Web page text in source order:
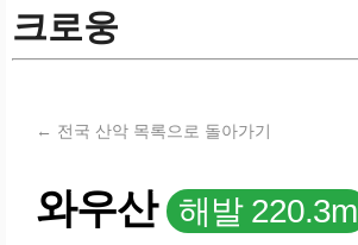
크로웅
← 전국 산악 목록으로 돌아가기
와우산 해발 220.3m